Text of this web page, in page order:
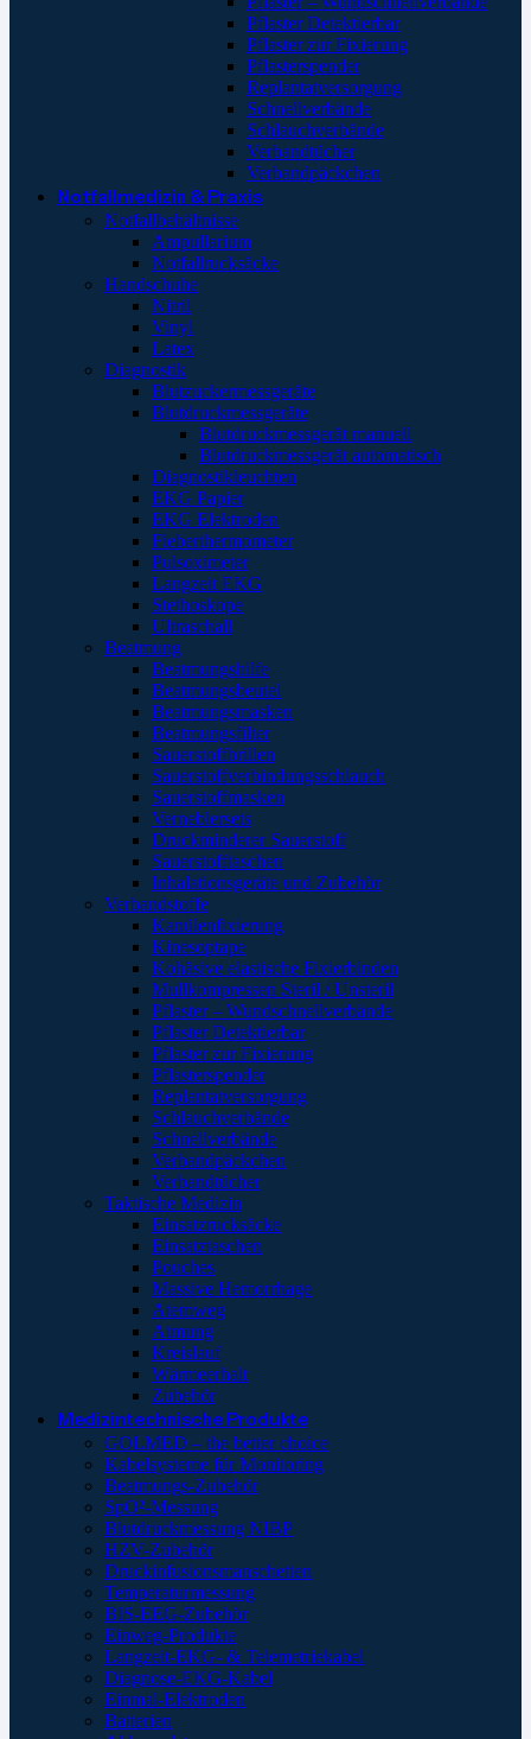
Pflaster Detektierbar
Pflaster zur Fixierung
Pflasterspender
Replantatversorgung
Schnellverbände
Schlauchverbände
Verbandtücher
Verbandpäckchen
Notfallmedizin & Praxis
Notfallbehältnisse
Ampullarium
Notfallrucksäcke
Handschuhe
Nitril
Vinyl
Latex
Diagnostik
Blutzuckermessgeräte
Blutdruckmessgeräte
Blutdruckmessgerät manuell
Blutdruckmessgerät automatisch
Diagnostikleuchten
EKG Papier
EKG Elektroden
Fieberthermometer
Pulsoximeter
Langzeit EKG
Stethoskope
Ultraschall
Beatmung
Beatmungshilfe
Beatmungsbeutel
Beatmungsmasken
Beatmungsfilter
Sauerstoffbrillen
Sauerstoffverbindungsschlauch
Sauerstoffmasken
Verneblersets
Druckminderer Sauerstoff
Sauerstofftaschen
Inhalationsgeräte und Zubehör
Verbandstoffe
Kanülenfixierung
Kinesoptape
Kohäsive elastische Fixierbinden
Mullkompressen Steril / Unsteril
Pflaster – Wundschnellverbände
Pflaster Detektierbar
Pflaster zur Fixierung
Pflasterspender
Replantatversorgung
Schlauchverbände
Schnellverbände
Verbandpäckchen
Verbandtücher
Taktische Medizin
Einsatzrucksäcke
Einsatztaschen
Pouches
Massive Hemorrhage
Atemweg
Atmung
Kreislauf
Wärmeerhalt
Zubehör
Medizintechnische Produkte
GOLMED – the better choice
Kabelsysteme für Monitoring
Beatmungs-Zubehör
SpO²-Messung
Blutdruckmessung NIBP
HZV-Zubehör
Druckinfusionsmanschetten
Temperaturmessung
BIS-EEG-Zubehör
Einweg-Produkte
Langzeit-EKG- & Telemetriekabel
Diagnose-EKG-Kabel
Einmal-Elektroden
Batterien